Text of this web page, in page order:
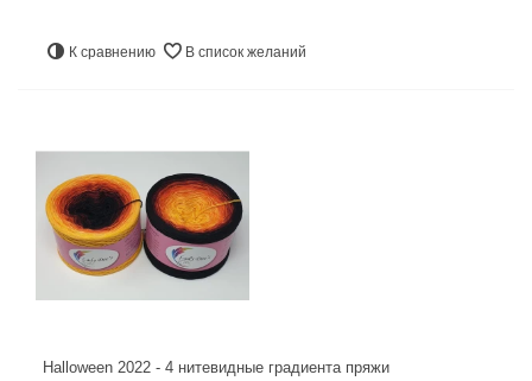
К сравнению В список желаний
Halloween 2022 - 4 нитевидные градиента пряжи